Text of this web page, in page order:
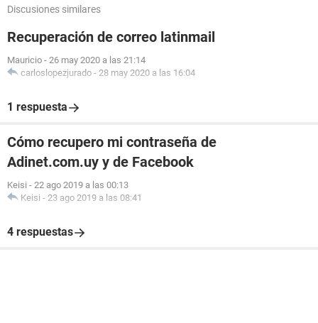
Discusiones similares
Recuperación de correo latinmail
Mauricio - 26 may 2020 a las 21:14
carloslopezjurado - 28 may 2020 a las 16:04
1 respuesta
Cómo recupero mi contraseña de
Adinet.com.uy y de Facebook
Keisi - 22 ago 2019 a las 00:13
Keisi - 23 ago 2019 a las 08:41
4 respuestas